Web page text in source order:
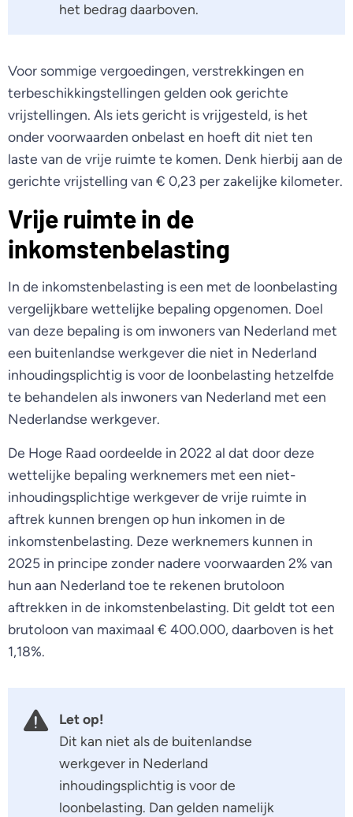
het bedrag daarboven.
Voor sommige vergoedingen, verstrekkingen en
terbeschikkingstellingen gelden ook gerichte
vrijstellingen. Als iets gericht is vrijgesteld, is het
onder voorwaarden onbelast en hoeft dit niet ten
laste van de vrije ruimte te komen. Denk hierbij aan de
gerichte vrijstelling van € 0,23 per zakelijke kilometer.
Vrije ruimte in de
inkomstenbelasting
In de inkomstenbelasting is een met de loonbelasting
vergelijkbare wettelijke bepaling opgenomen. Doel
van deze bepaling is om inwoners van Nederland met
een buitenlandse werkgever die niet in Nederland
inhoudingsplichtig is voor de loonbelasting hetzelfde
te behandelen als inwoners van Nederland met een
Nederlandse werkgever.
De Hoge Raad oordeelde in 2022 al dat door deze
wettelijke bepaling werknemers met een niet-
inhoudingsplichtige werkgever de vrije ruimte in
aftrek kunnen brengen op hun inkomen in de
inkomstenbelasting. Deze werknemers kunnen in
2025 in principe zonder nadere voorwaarden 2% van
hun aan Nederland toe te rekenen brutoloon
aftrekken in de inkomstenbelasting. Dit geldt tot een
brutoloon van maximaal € 400.000, daarboven is het
1,18%.
Let op!
Dit kan niet als de buitenlandse
werkgever in Nederland
inhoudingsplichtig is voor de
loonbelasting. Dan gelden namelijk